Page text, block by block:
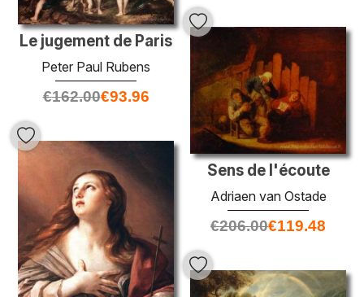
Le jugement de Paris
Peter Paul Rubens
€162.00€93.96
Sens de l'écoute
Adriaen van Ostade
€206.00€119.48